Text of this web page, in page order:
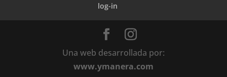
log-in
Una web desarrollada por:
www.ymanera.com